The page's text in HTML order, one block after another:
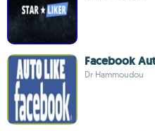
Facebook
Dr Hammoudou